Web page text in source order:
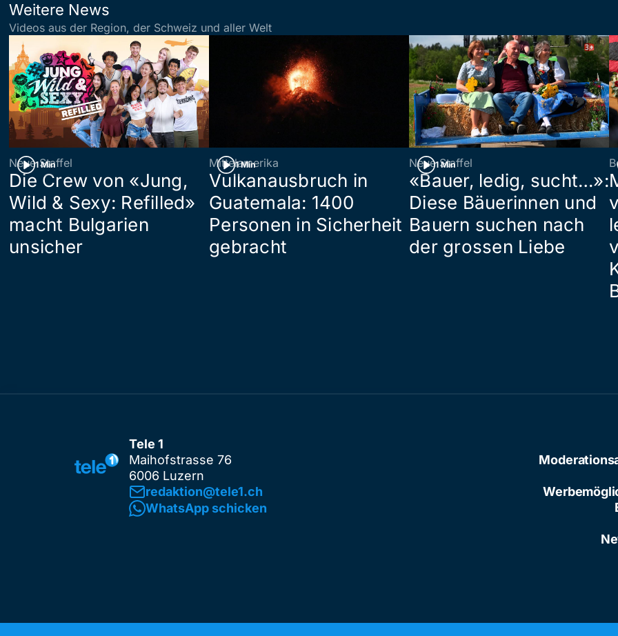
Weitere News
Videos aus der Region, der Schweiz und aller Welt
1 Min
Neue Staffel
Die Crew von «Jung,
Wild & Sexy: Refilled»
macht Bulgarien
unsicher
1 Min
Mittelamerika
Vulkanausbruch in
Guatemala: 1400
Personen in Sicherheit
gebracht
1 Min
Neue Staffel
«Bauer, ledig, sucht…»:
Diese Bäuerinnen und
Bauern suchen nach
der grossen Liebe
Tele 1
Maihofstrasse 76
6006 Luzern
redaktion@tele1.ch
WhatsApp schicken